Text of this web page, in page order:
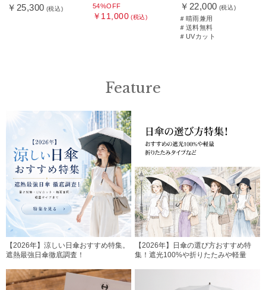
￥25,300 (税込) 54%OFF
￥11,000 (税込)
￥22,000 (税込)
＃晴雨兼用
＃送料無料
＃UVカット
Feature
【2026年】涼しい日傘おすすめ特集。
遮熱最強日傘徹底調査！
【2026年】日傘の選び方おすすめ特
集！遮光100%や折りたたみや軽量